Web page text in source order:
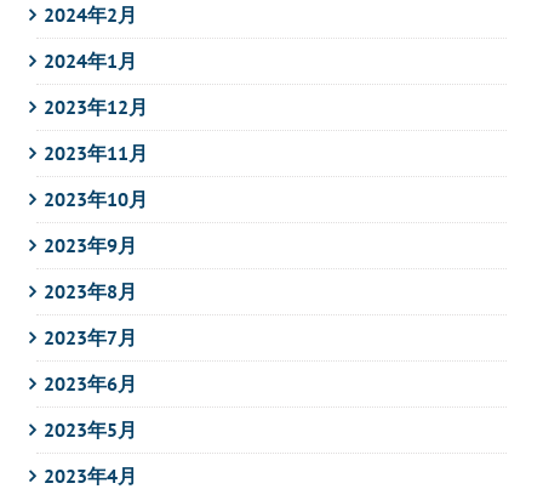
2024年2月
2024年1月
2023年12月
2023年11月
2023年10月
2023年9月
2023年8月
2023年7月
2023年6月
2023年5月
2023年4月